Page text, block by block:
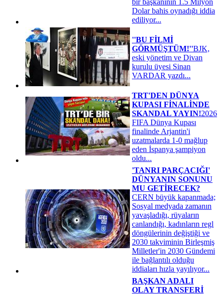
bir başkanının 1.5 Milyon
Dolar bahis oynadığı iddia
ediliyor...
''BU FİLMİ
GÖRMÜŞTÜM!''BJK,
eski yönetim ve Divan
kurulu üyesi Sinan
VARDAR yazdı...
TRT'DEN DÜNYA
KUPASI FİNALİNDE
SKANDAL YAYIN!2026
FIFA Dünya Kupası
finalinde Arjantin'i
uzatmalarda 1-0 mağlup
eden İspanya şampiyon
oldu...
'TANRI PARÇACIĞI'
DÜNYANIN SONUNU
MU GETİRECEK?
CERN büyük kapanmada;
Sosyal medyada zamanın
yavaşladığı, rüyaların
canlandığı, kadınların regl
döngülerinin değiştiği ve
2030 takviminin Birleşmiş
Milletler'in 2030 Gündemi
ile bağlantılı olduğu
iddiaları hızla yayılıyor...
BAŞKAN ADALI
OLAY TRANSFERİ